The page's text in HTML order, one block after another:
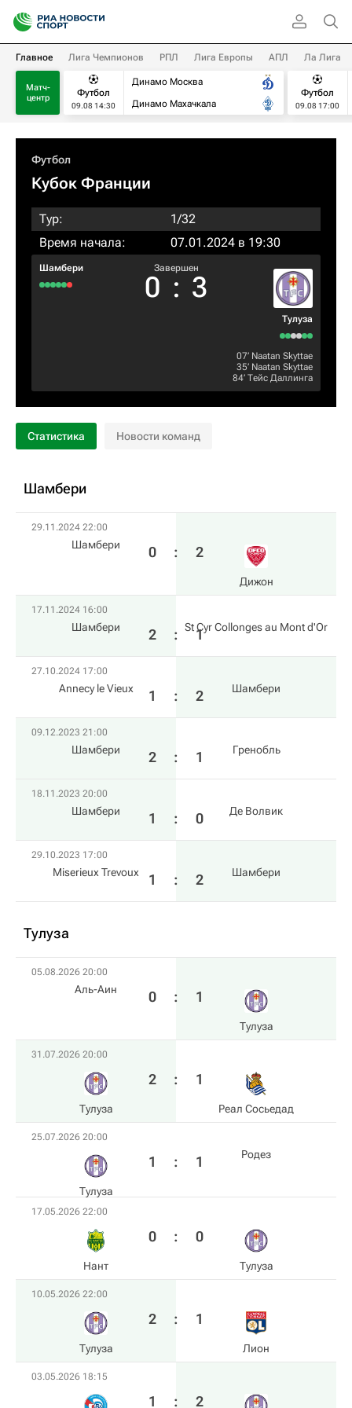
Главное Лига Чемпионов РПЛ Лига Европы АПЛ Ла Лига
Матч-
центр
Футбол
09.08 14:30
Динамо Москва
Динамо Махачкала
Футбол
09.08 17:00
Футбол
Кубок Франции
Тур:
1/32
Время начала:
07.01.2024 в 19:30
Шамбери Завершен
0 : 3
Тулуза
07‎’‎ Naatan Skyttae
35‎’‎ Naatan Skyttae
84‎’‎ Тейс Даллинга
Статистика Новости команд
Шамбери
29.11.2024 22:00
Шамбери 0 : 2
Дижон
17.11.2024 16:00
Шамбери 2 : 1
St Cyr Collonges au Mont d'Or
27.10.2024 17:00
Annecy le Vieux 1 : 2 Шамбери
09.12.2023 21:00
Шамбери 2 : 1 Гренобль
18.11.2023 20:00
Шамбери 1 : 0 Де Волвик
29.10.2023 17:00
Miserieux Trevoux 1 : 2 Шамбери
Тулуза
05.08.2026 20:00
Аль-Аин 0 : 1
Тулуза
31.07.2026 20:00
Тулуза
2 : 1
Реал Сосьедад
25.07.2026 20:00
Тулуза
1 : 1 Родез
17.05.2026 22:00
Нант
0 : 0
Тулуза
10.05.2026 22:00
Тулуза
2 : 1
Лион
03.05.2026 18:15
1 : 2